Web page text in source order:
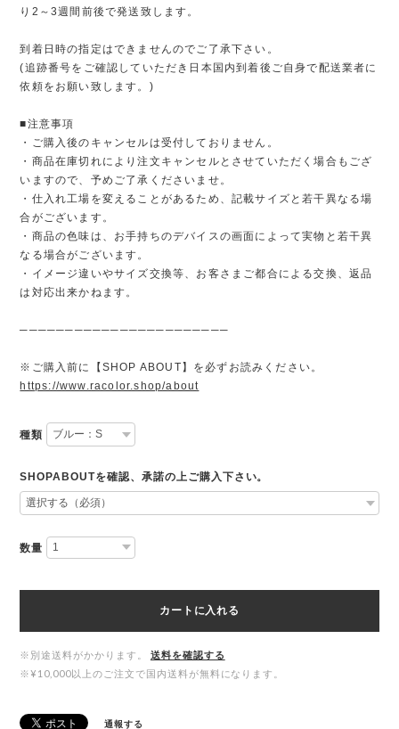
り2～3週間前後で発送致します。
到着日時の指定はできませんのでご了承下さい。
(追跡番号をご確認していただき日本国内到着後ご自身で配送業者に
依頼をお願い致します。)
■注意事項
・ご購入後のキャンセルは受付しておりません。
・商品在庫切れにより注文キャンセルとさせていただく場合もござ
いますので、予めご了承くださいませ。
・仕入れ工場を変えることがあるため、記載サイズと若干異なる場
合がございます。
・商品の色味は、お手持ちのデバイスの画面によって実物と若干異
なる場合がございます。
・イメージ違いやサイズ交換等、お客さまご都合による交換、返品
は対応出来かねます。
───────────────────────
※ご購入前に【SHOP ABOUT】を必ずお読みください。
https://www.racolor.shop/about
種類
SHOPABOUTを確認、承諾の上ご購入下さい。
数量
カートに入れる
※別途送料がかかります。
送料を確認する
※¥10,000以上のご注文で国内送料が無料になります。
通報する